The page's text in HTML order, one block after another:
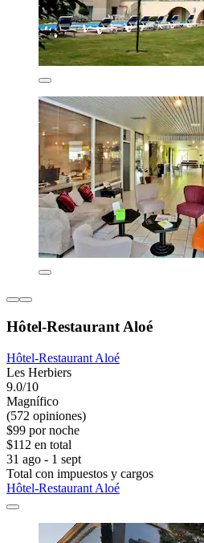
Hôtel-Restaurant Aloé
Hôtel-Restaurant Aloé
Les Herbiers
9.0/10
Magnífico
(572 opiniones)
$99 por noche
$112 en total
31 ago - 1 sept
Total con impuestos y cargos
Hôtel-Restaurant Aloé